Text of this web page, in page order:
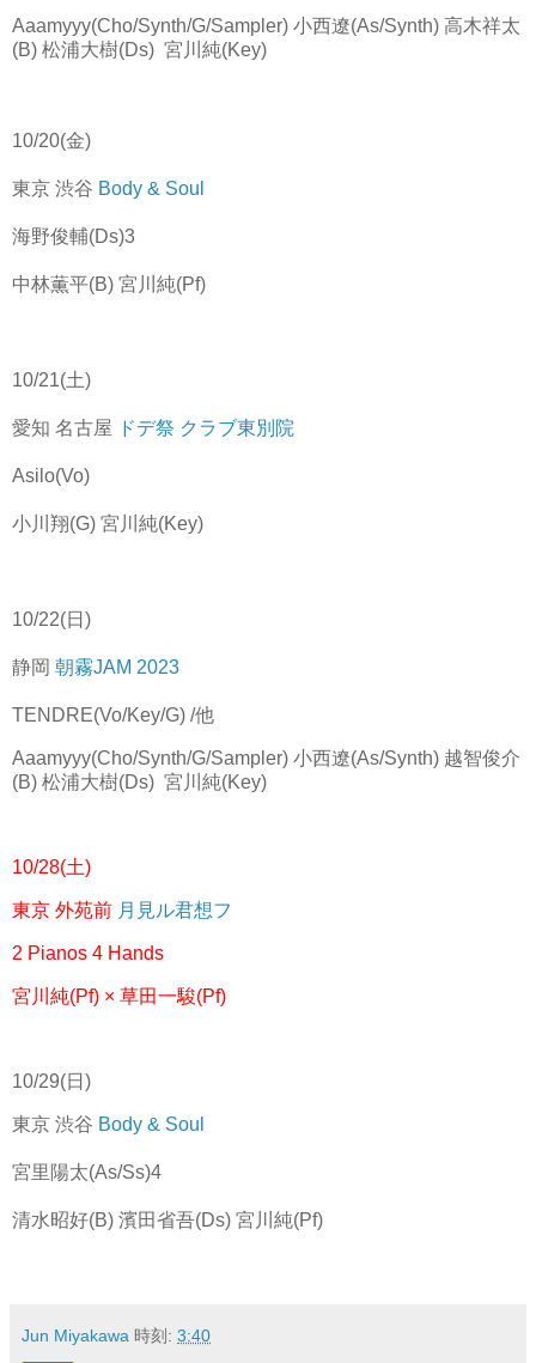
Aaamyyy(Cho/Synth/G/Sampler) 小西遼(As/Synth) 高木祥太
(B) 松浦大樹(Ds) 宮川純(Key)
10/20(金)
東京 渋谷 Body & Soul
海野俊輔(Ds)3
中林薫平(B) 宮川純(Pf)
10/21(土)
愛知 名古屋 ドデ祭 クラブ東別院
Asilo(Vo)
小川翔(G) 宮川純(Key)
10/22(日)
静岡 朝霧JAM 2023
TENDRE(Vo/Key/G) /他
Aaamyyy(Cho/Synth/G/Sampler) 小西遼(As/Synth) 越智俊介
(B) 松浦大樹(Ds) 宮川純(Key)
10/28(土)
東京 外苑前 月見ル君想フ
2 Pianos 4 Hands
宮川純(Pf) × 草田一駿(Pf)
10/29(日)
東京 渋谷 Body & Soul
宮里陽太(As/Ss)4
清水昭好(B) 濱田省吾(Ds) 宮川純(Pf)
Jun Miyakawa 時刻: 3:40